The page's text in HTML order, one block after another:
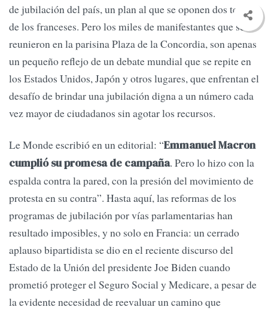
de jubilación del país, un plan al que se oponen dos tercios
de los franceses. Pero los miles de manifestantes que se
reunieron en la parisina Plaza de la Concordia, son apenas
un pequeño reflejo de un debate mundial que se repite en
los Estados Unidos, Japón y otros lugares, que enfrentan el
desafío de brindar una jubilación digna a un número cada
vez mayor de ciudadanos sin agotar los recursos.
Le Monde escribió en un editorial: “Emmanuel Macron
cumplió su promesa de campaña. Pero lo hizo con la
espalda contra la pared, con la presión del movimiento de
protesta en su contra”. Hasta aquí, las reformas de los
programas de jubilación por vías parlamentarias han
resultado imposibles, y no solo en Francia: un cerrado
aplauso bipartidista se dio en el reciente discurso del
Estado de la Unión del presidente Joe Biden cuando
prometió proteger el Seguro Social y Medicare, a pesar de
la evidente necesidad de reevaluar un camino que